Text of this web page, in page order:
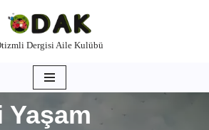
Dergisi Aile Kulübü
Yaşam